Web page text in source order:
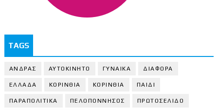
TAGS
ΑΝΔΡΑΣ ΑΥΤΟΚΙΝΗΤΟ ΓΥΝΑΙΚΑ ΔΙΑΦΟΡΑ
ΕΛΛΑΔΑ ΚΟΡΙΝΘΙΑ ΚΟΡΙΝΘΙA ΠΑΙΔΙ
ΠΑΡΑΠΟΛΙΤΙΚΑ ΠΕΛΟΠΟΝΝΗΣΟΣ ΠΡΩΤΟΣΕΛΙΔΟ